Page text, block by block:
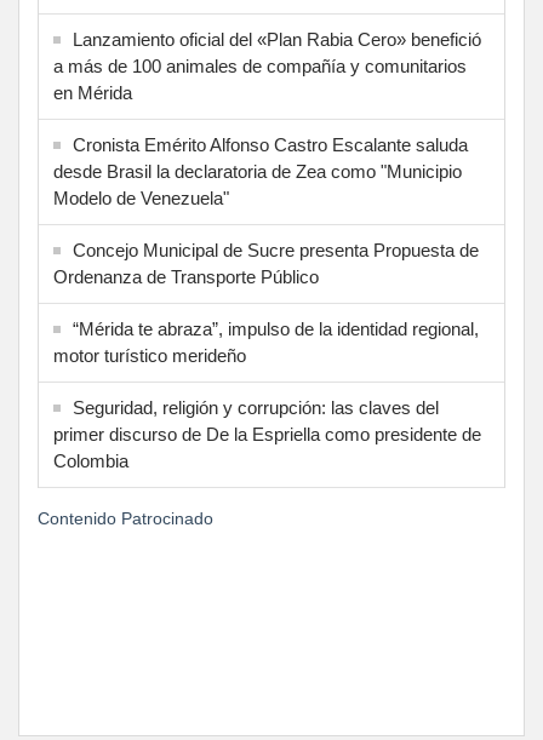
Lanzamiento oficial del «Plan Rabia Cero» benefició
a más de 100 animales de compañía y comunitarios
en Mérida
Cronista Emérito Alfonso Castro Escalante saluda
desde Brasil la declaratoria de Zea como "Municipio
Modelo de Venezuela"
Concejo Municipal de Sucre presenta Propuesta de
Ordenanza de Transporte Público
“Mérida te abraza”, impulso de la identidad regional,
motor turístico merideño
Seguridad, religión y corrupción: las claves del
primer discurso de De la Espriella como presidente de
Colombia
Contenido Patrocinado